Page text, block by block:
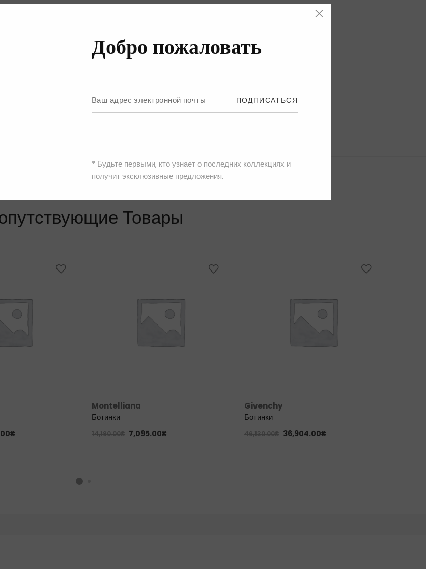
Добро пожаловать
ПОДПИСАТЬСЯ
* Будьте первыми, кто узнает о последних коллекциях и
получит эксклюзивные предложения.
Товары
₴
Montelliana
Ботинки
14,190.00₴ 7,095.00₴
Givenchy
Ботинки
46,130.00₴ 36,904.00₴